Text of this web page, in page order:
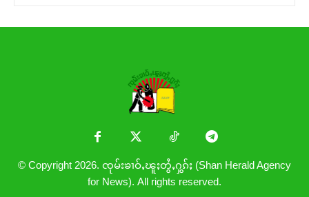
© Copyright 2026. ၸုမ်းၶၢဝ်ႇၽူႈတွႆႇႁွၵ်ႈ (Shan Herald Agency
for News). All rights reserved.